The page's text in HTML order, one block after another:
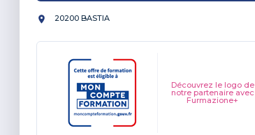
20200 BASTIA
Découvrez le logo de
notre partenaire avec
Furmazione+